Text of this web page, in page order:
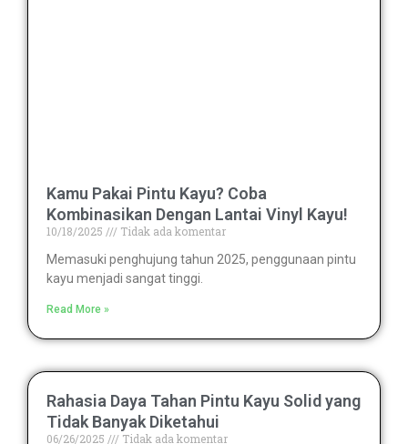
Kamu Pakai Pintu Kayu? Coba
Kombinasikan Dengan Lantai Vinyl Kayu!
10/18/2025
Tidak ada komentar
Memasuki penghujung tahun 2025, penggunaan pintu
kayu menjadi sangat tinggi.
Read More »
Rahasia Daya Tahan Pintu Kayu Solid yang
Tidak Banyak Diketahui
06/26/2025
Tidak ada komentar